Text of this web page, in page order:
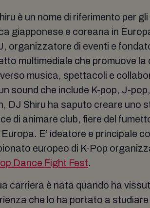
è un nome di riferimento per
giapponese e coreana in
organizzatore di eventi e
multimediale che promuove
musica, spettacoli e
sound che include K-pop, J-
DJ Shiru ha saputo creare uno
di animare club, fiere del
E’ ideatore e principale
europeo di K-Pop
Dance Fight Fest.
carriera è nata quando ha
che lo ha portato a